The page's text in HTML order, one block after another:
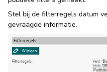
Stel bij de filterregels datum
gevraagde informatie.